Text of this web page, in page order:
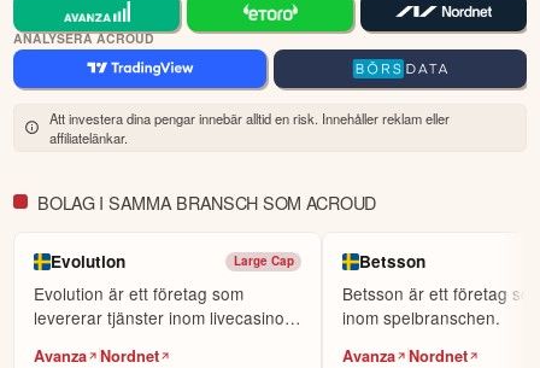
KOPIERA TOPPINVESTERARE
eToro är en investeringsplattform för flera tillgångsslag. Värdet på
dina investeringar kan gå upp eller ner. Du riskerar ditt kapital.
ANALYSERA ACROUD
Att investera dina pengar innebär alltid en risk. Innehåller reklam eller
affiliatelänkar.
BOLAG I SAMMA BRANSCH SOM ACROUD
Evolution Large Cap
Evolution är ett företag som
levererar tjänster inom livecasino
Avanza Nordnet
Betsson
Betsson är ett företag
inom spelbranschen.
Avanza Nordnet